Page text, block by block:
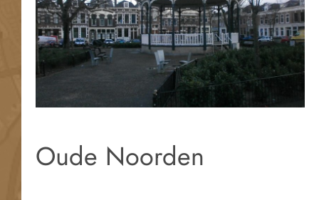
Oude Noorden